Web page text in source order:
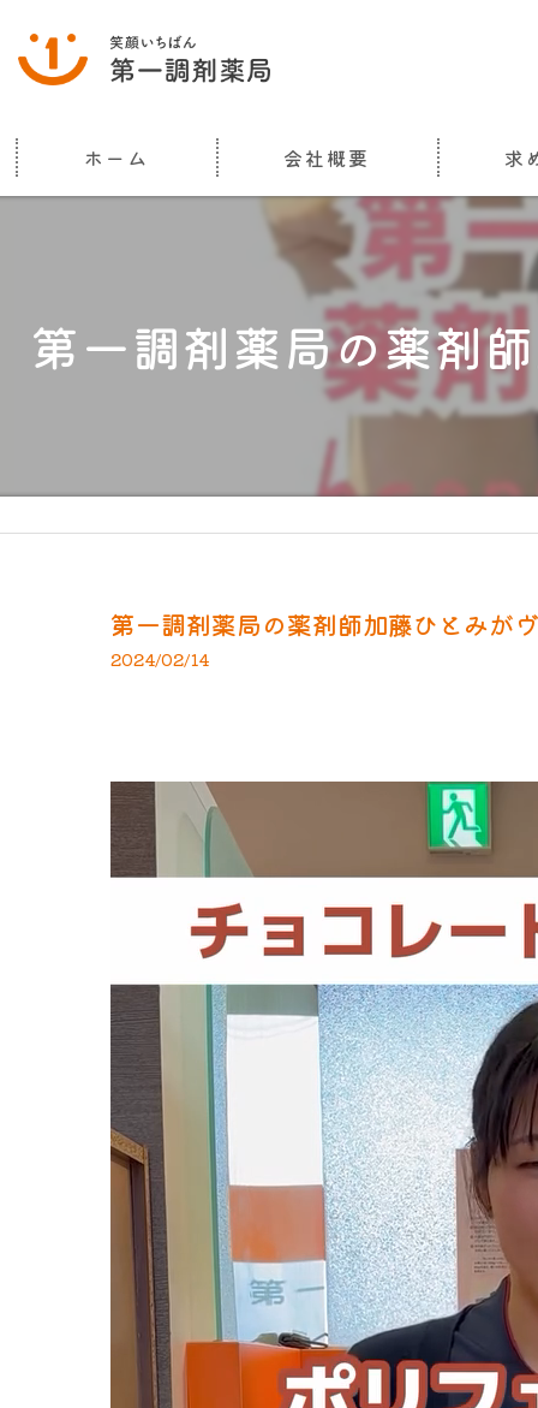
ホーム 会社概要
代表挨拶
ビジョン
事業案内
求
第一調剤薬局の薬剤
第一調剤薬局の薬剤師加藤ひとみが
2024/02/14